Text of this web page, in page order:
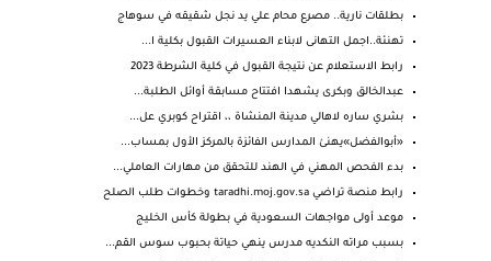
بطلقات نارية.. مصرع محام علي يد نجل شقيقه في سوهاج
تهنئة..اجمل التهانى لابناء العسيرات القبول بكلية ا...
رابط الاستعلام عن نتيجة القبول في كلية الشرطة 2023
عبدالخالق وبكرى يشهدا افتتاح مسابقة أوائل الطلبة...
بشري ساره لاهالي مدينة المنشاة ،، اقتراح كوبري عل...
«أبوالفضل»يهنئ المدارس الفائزة بالمركز الأول بمساب...
بدء الفحص المهني في الهند للتحقق من مهارات العاملي...
رابط منصة تراضي taradhi.moj.gov.sa‎ وخطوات طلب الصلح
موعد أولى مواجهات السعودية في بطولة كأس الخليج
بسبب مراته النكديه مدرس ينهي حياتة بحبوب سوس القم...